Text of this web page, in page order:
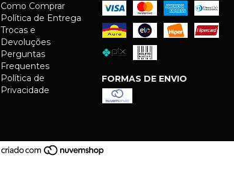
Como Comprar
Política de Entrega
Trocas e
Devoluções
Perguntas
Frequentes
Política de
Privacidade
FORMAS DE ENVIO